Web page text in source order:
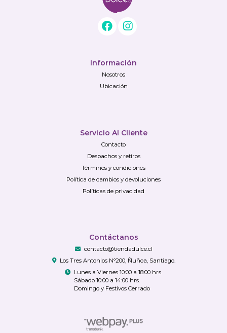
Información
Nosotros
Ubicación
Servicio Al Cliente
Contacto
Despachos y retiros
Términos y condiciones
Política de cambios y devoluciones
Políticas de privacidad
Contáctanos
contacto@tiendadulce.cl
Los Tres Antonios N°200, Ñuñoa, Santiago.
Lunes a Viernes 10:00 a 18:00 hrs.
Sábado 10:00 a 14:00 hrs.
Domingo y Festivos Cerrado